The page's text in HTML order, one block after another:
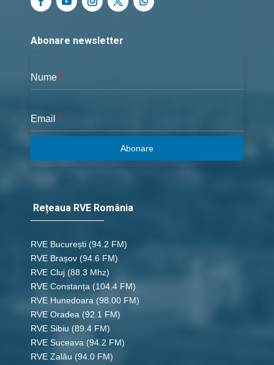
Abonare newsletter
Nume *
Email *
Abonare
Rețeaua RVE România
RVE București (94.2 FM)
RVE Brașov (94.6 FM)
RVE Cluj (88.3 Mhz)
RVE Constanța (104.4 FM)
RVE Hunedoara (98.00 FM)
RVE Oradea (92.1 FM)
RVE Sibiu (89.4 FM)
RVE Suceava (94.2 FM)
RVE Zalău (94.0 FM)